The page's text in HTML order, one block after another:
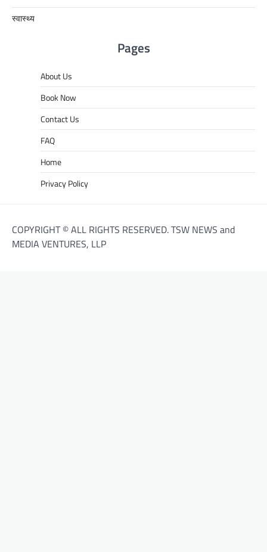
स्वास्थ्य
Pages
About Us
Book Now
Contact Us
FAQ
Home
Privacy Policy
COPYRIGHT © ALL RIGHTS RESERVED. TSW NEWS and
MEDIA VENTURES, LLP